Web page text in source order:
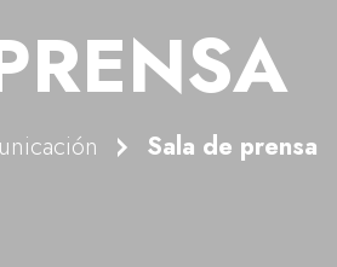
Sala de prensa